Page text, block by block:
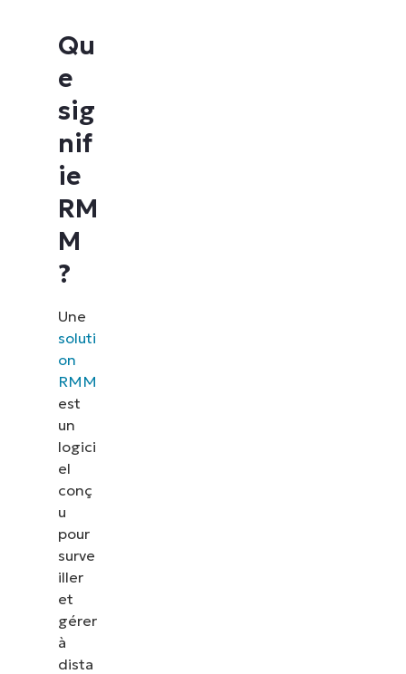
Qu
e
sig
nif
ie
RM
M
?
Une
soluti
on
RMM
est
un
logici
el
conç
u
pour
surve
iller
et
gérer
à
dista